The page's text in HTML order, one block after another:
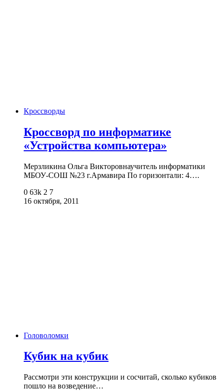
Кроссворды
Кроссворд по информатике
«Устройства компьютера»
Мерзликина Ольга Викторовнаучитель информатики
МБОУ-СОШ №23 г.Армавира По горизонтали: 4….
0 63k 2 7
16 октября, 2011
Головоломки
Кубик на кубик
Рассмотри эти конструкции и сосчитай, сколько кубиков
пошло на возведение…